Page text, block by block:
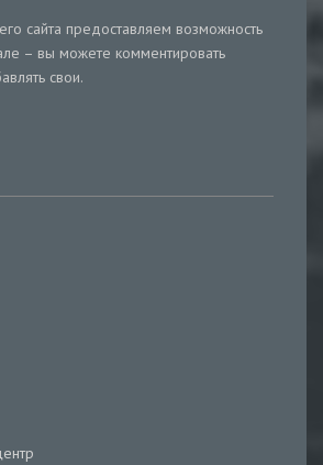
сайта предоставляем возможность
– вы можете комментировать
свои.